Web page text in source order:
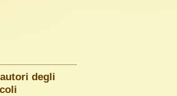
degli